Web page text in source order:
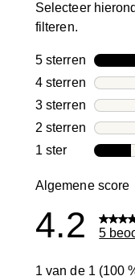
Selecteer
filteren.
5 sterren sterren
4 sterren sterren
3 sterren sterren
2 sterren sterren
1 ster sterren
Algemene score
4.2 5
1 van de 1 (100